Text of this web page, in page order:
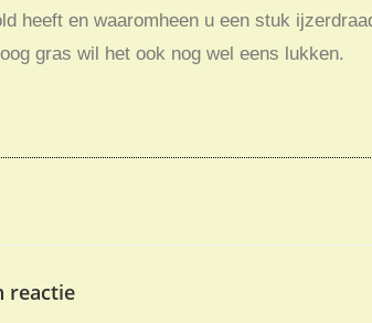
heeft en waaromheen u een stuk
gras wil het ook nog wel eens lukken.
reactie